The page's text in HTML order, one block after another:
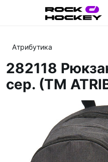
Атрибутика
282118
сер. (ТМ